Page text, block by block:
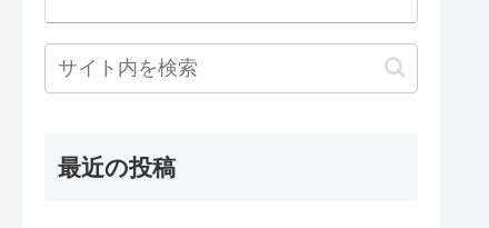
最近の投稿